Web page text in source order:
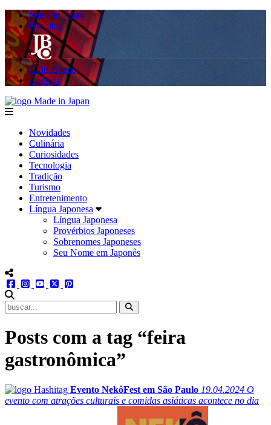
Made in Japan
Hashitag
AkibaSpace
Agenda
menu
Novidades
Culinária
Curiosidades
Tecnologia
Tradição
Turismo
Entretenimento
Língua Japonesa
Língua Japonesa
Provérbios Japoneses
Sobrenomes Japoneses
Seu Nome em Japonês
menu redes social
facebookinstagram
youtube
twitter
Posts com a tag “feira
gastronômica”
Evento NekôFest em São Paulo 19.04.2024 O
evento com atrações culturais e comidas asiáticas acontece no dia